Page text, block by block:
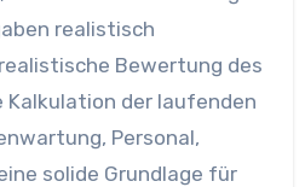
realistisch
Bewertung des
Kalkulation der laufenden
Personal,
solide Grundlage für